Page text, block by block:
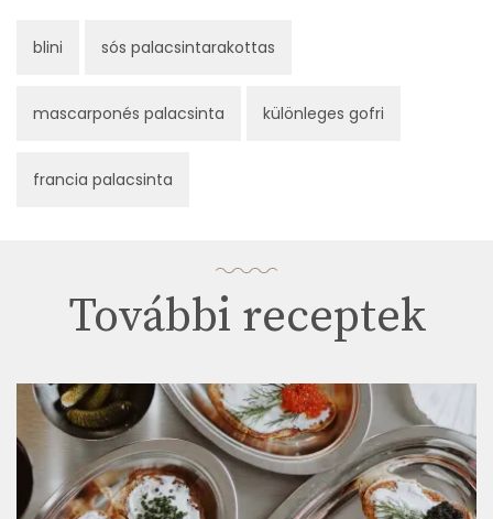
blini sós palacsintarakottas
mascarponés palacsinta különleges gofri
francia palacsinta
További receptek